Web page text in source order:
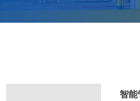
智能